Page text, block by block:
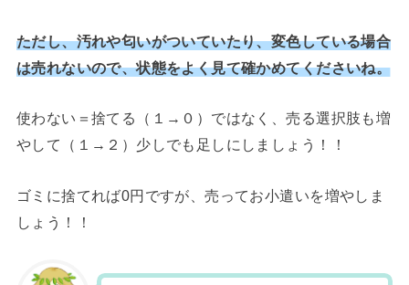
ただし、汚れや匂いがついていたり、変色している場合
は売れないので、状態をよく見て確かめてくださいね。
使わない＝捨てる（１→０）ではなく、売る選択肢も増
やして（１→２）少しでも足しにしましょう！！
ゴミに捨てれば0円ですが、売ってお小遣いを増やしま
しょう！！